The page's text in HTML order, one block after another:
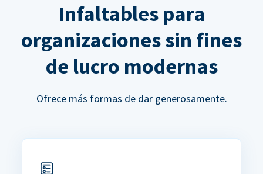
Infaltables para
organizaciones sin fines
de lucro modernas
Ofrece más formas de dar generosamente.